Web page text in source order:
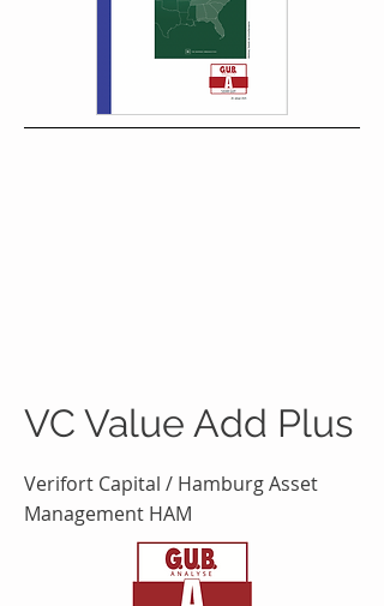
VC Value Add Plus
Verifort Capital / Hamburg Asset
Management HAM